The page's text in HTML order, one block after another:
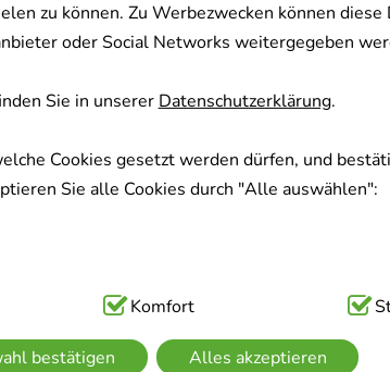
zu können. Zu Werbezwecken können diese
oder Social Networks weitergegeben
Sie in unsererDatenschutzerklärung.
Cookies gesetzt werden dürfen, und
Sie alle Cookies durch "Alle auswählen":
es sich um Cookies, die für die
Warenkorb, Kundenkonto), weshalb
Komfort
bestätigen Alles akzeptieren